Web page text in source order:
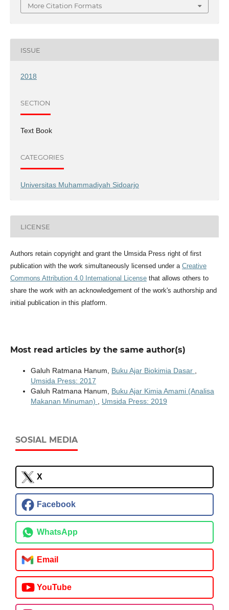
More Citation Formats
ISSUE
2018
SECTION
Text Book
CATEGORIES
Universitas Muhammadiyah Sidoarjo
LICENSE
Authors retain copyright and grant the Umsida Press right of first
publication with the work simultaneously licensed under a Creative
Commons Attribution 4.0 International Licensethat allows others to
share the work with an acknowledgement of the work's authorship and
initial publication in this platform.
Most read articles by the same author(s)
Galuh Ratmana Hanum, Buku Ajar Biokimia Dasar ,
Umsida Press: 2017
Galuh Ratmana Hanum, Buku Ajar Kimia Amami (Analisa
Makanan Minuman) , Umsida Press: 2019
SOSIAL MEDIA
X
Facebook
WhatsApp
Email
YouTube